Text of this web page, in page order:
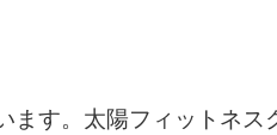
ます。太陽フィットネス